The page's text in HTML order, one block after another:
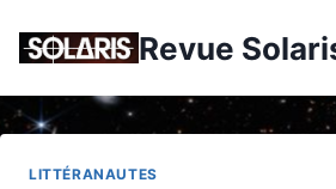
Revue
LITTÉRANAUTES